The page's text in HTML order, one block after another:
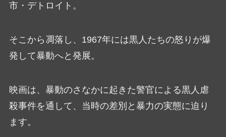
市・デトロイト。
そこから凋落し、1967年には黒人たちの怒りが爆
発して暴動へと発展。
映画は、暴動のさなかに起きた警官による黒人虐
殺事件を通して、当時の差別と暴力の実態に迫り
ます。